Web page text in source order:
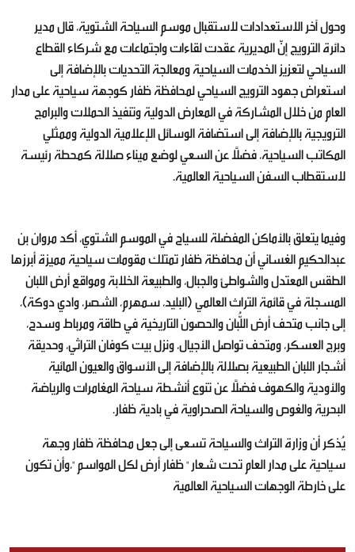
وحول آخر الاستعدادات لاستقبال موسم السياحة الشتوية، قال مدير
دائرة الترويج إنّ المديرية عقدت لقاءات واجتماعات مع شركاء القطاع
السياحي لتعزيز الخدمات السياحية ومعالجة التحديات بالإضافة إلى
استعراض جهود الترويج السياحي لمحافظة ظفار كوجهة سياحية على مدار
العام من خلال المشاركة في المعارض الدولية وتنفيذ الحملات والبرامج
الترويجية بالإضافة إلى استضافة الوسائل الإعلامية الدولية وممثلي
المكاتب السياحية، فضلًا عن السعي لوضع ميناء صلالة كمحطة رئيسة
لاستقطاب السفن السياحية العالمية.
وفيما يتعلق بالأماكن المفضلة للسياح في الموسم الشتوي، أكد مروان بن
عبدالحكيم الغساني أن محافظة ظفار تمتلك مقومات سياحية مميزة أبرزها
الطقس المعتدل والشواطئ والجبال، والطبيعة الخلابة ومواقع أرض اللبان
المسجلة في قائمة التراث العالمي (البليد، سمهرم، الشصر، وادي دوكة)،
إلى جانب متحف أرض اللُّبان والحصون التاريخية في طاقة ومرباط وسدح،
وبرج العسكر، ومتحف تواصل الأجيال، ونزل بيت كوفان التراثي، وحديقة
أشجار اللبان الطبيعية بصلالة بالإضافة إلى الأسواق والعيون المائية
والأودية والكهوف فضلًا عن تنوع أنشطة سياحة المغامرات والرياضة
البحرية والغوص والسياحة الصحراوية في بادية ظفار.
يُذكر أن وزارة التراث والسياحة تسعى إلى جعل محافظة ظفار وجهة
سياحية على مدار العام تحت شعار " ظفار أرض لكل المواسم "،وأن تكون
على خارطة الوجهات السياحية العالمية